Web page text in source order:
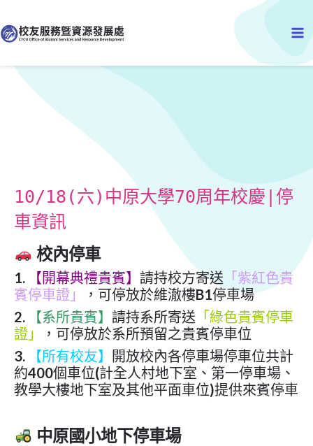
至
主
10/18(六)中原大學70周年校慶|停
車資訊
校內停車
1. 【開幕典禮貴賓】 請持校方寄送 「紫紅色貴
賓停車證 」
，可停放於維澈樓B1停車場
2.
【系所貴賓】 請持系所寄送 「綠色貴賓停車
證」
，可停放於系所預留之貴賓停車位
3.
【所有校友】
開放校內各停車場停車位共計
約400個車位(計全人村地下室、第一停車場、
教學大樓地下室及其他平面車位)提供來賓停車
中原國小地下停車場